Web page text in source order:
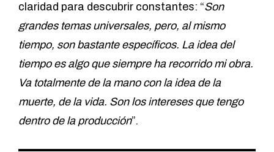
claridad para descubrir constantes: “Son
grandes temas universales, pero, al mismo
tiempo, son bastante específicos. La idea del
tiempo es algo que siempre ha recorrido mi obra.
Va totalmente de la mano con la idea de la
muerte, de la vida. Son los intereses que tengo
dentro de la producción”.